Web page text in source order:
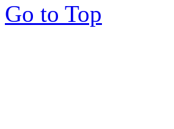
Go to Top